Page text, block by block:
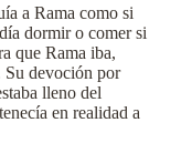
a Rama como si
dormir o comer si
que Rama iba,
Su devoción por
lleno del
en realidad a